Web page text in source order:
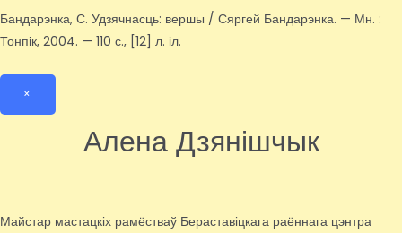
Бандарэнка, С. Удзячнасць: вершы / Сяргей Бандарэнка. — Мн. :
Тонпік, 2004. — 110 с., [12] л. іл.
×
Алена Дзянішчык
Майстар мастацкіх рамёстваў Бераставіцкага раённага цэнтра